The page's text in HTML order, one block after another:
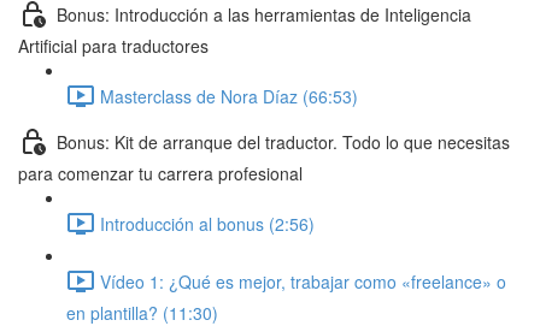
Bonus: Introducción a las herramientas de Inteligencia
Artificial para traductores
Masterclass de Nora Díaz (66:53)
Bonus: Kit de arranque del traductor. Todo lo que necesitas
para comenzar tu carrera profesional
Introducción al bonus (2:56)
Vídeo 1: ¿Qué es mejor, trabajar como «freelance» o
en plantilla? (11:30)